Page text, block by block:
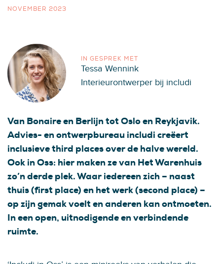
NOVEMBER 2023
IN GESPREK MET
Tessa Wennink
Interieurontwerper bij includi
Van Bonaire en Berlijn tot Oslo en Reykjavik.
Advies- en ontwerpbureau includi creëert
inclusieve third places over de halve wereld.
Ook in Oss: hier maken ze van Het Warenhuis
zo’n derde plek. Waar iedereen zich – naast
thuis (first place) en het werk (second place) –
op zijn gemak voelt en anderen kan ontmoeten.
In een open, uitnodigende en verbindende
ruimte.